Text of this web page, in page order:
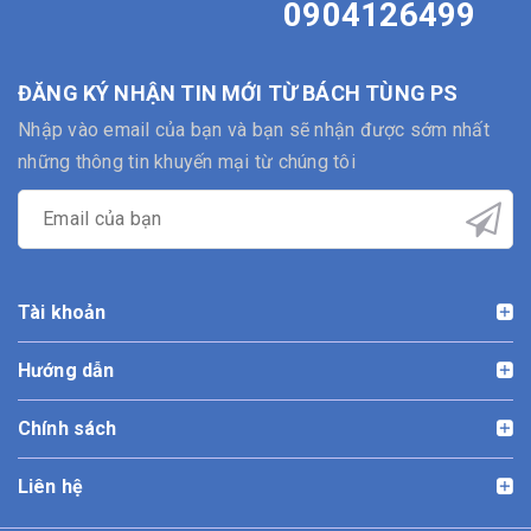
0904126499
ĐĂNG KÝ NHẬN TIN MỚI TỪ BÁCH TÙNG PS
Nhập vào email của bạn và bạn sẽ nhận được sớm nhất
những thông tin khuyến mại từ chúng tôi
Tài khoản
Hướng dẫn
Chính sách
Liên hệ